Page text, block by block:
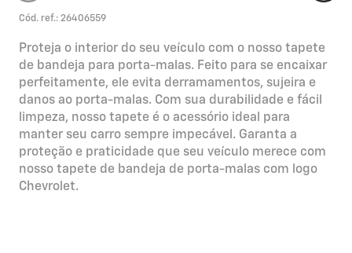
Cód. ref.: 26406559
Proteja o interior do seu veículo com o nosso tapete
de bandeja para porta-malas. Feito para se encaixar
perfeitamente, ele evita derramamentos, sujeira e
danos ao porta-malas. Com sua durabilidade e fácil
limpeza, nosso tapete é o acessório ideal para
manter seu carro sempre impecável. Garanta a
proteção e praticidade que seu veículo merece com
nosso tapete de bandeja de porta-malas com logo
Chevrolet.